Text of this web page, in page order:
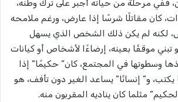
ففي مرحلة من حياته أُجبر على ترك وطنه،
كان مقاتلًا شرسًا إذا عارض، ورغم ملامحه
لكنه لم يكن ذلك الشخص الذي يسهل
تبني موقفًا بعينه، إرضاءًا لأشخاص أو كيانات
وسطوتها في المجتمع، كان” حكيمًا” إذا
يكتب، و” إنسانًا” يساعد الغير دون تأفف، هو
مثلما كان يناديه المقربون منه.